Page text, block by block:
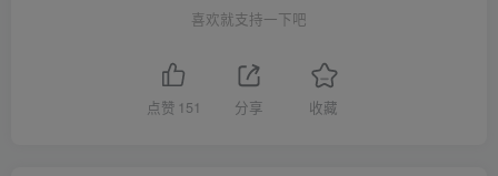
喜欢就支持一下吧
点赞 151 分享 收藏